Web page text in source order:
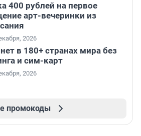
400 рублей на первое
арт-вечеринки из
2026
в 180+ странах мира без
и сим-карт
2026
промокоды